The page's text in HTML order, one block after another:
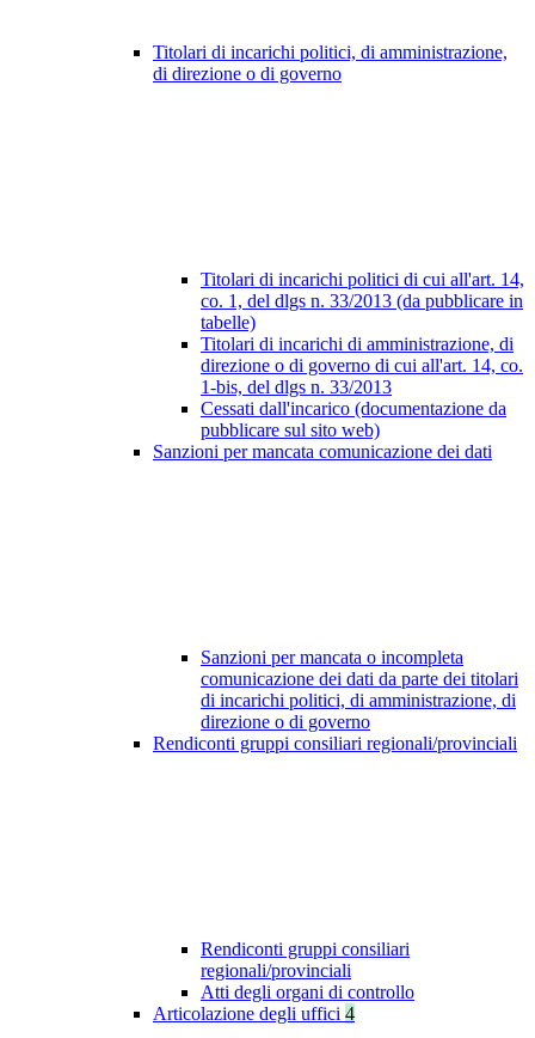
Titolari di incarichi politici, di amministrazione,
di direzione o di governo
Titolari di incarichi politici di cui all'art. 14,
co. 1, del dlgs n. 33/2013 (da pubblicare in
tabelle)
Titolari di incarichi di amministrazione, di
direzione o di governo di cui all'art. 14, co.
1-bis, del dlgs n. 33/2013
Cessati dall'incarico (documentazione da
pubblicare sul sito web)
Sanzioni per mancata comunicazione dei dati
Sanzioni per mancata o incompleta
comunicazione dei dati da parte dei titolari
di incarichi politici, di amministrazione, di
direzione o di governo
Rendiconti gruppi consiliari regionali/provinciali
Rendiconti gruppi consiliari
regionali/provinciali
Atti degli organi di controllo
Articolazione degli uffici 4